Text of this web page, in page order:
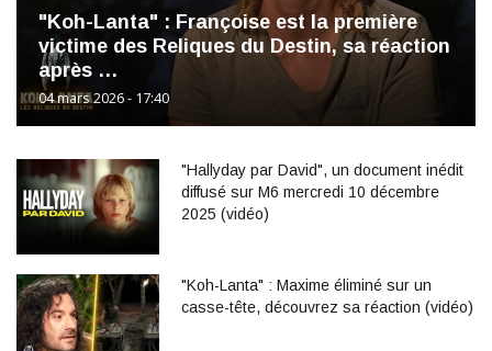
"Koh-Lanta" : Françoise est la première
victime des Reliques du Destin, sa réaction
après …
04 mars 2026 - 17:40
"Hallyday par David", un document inédit
diffusé sur M6 mercredi 10 décembre
2025 (vidéo)
"Koh-Lanta" : Maxime éliminé sur un
casse-tête, découvrez sa réaction (vidéo)